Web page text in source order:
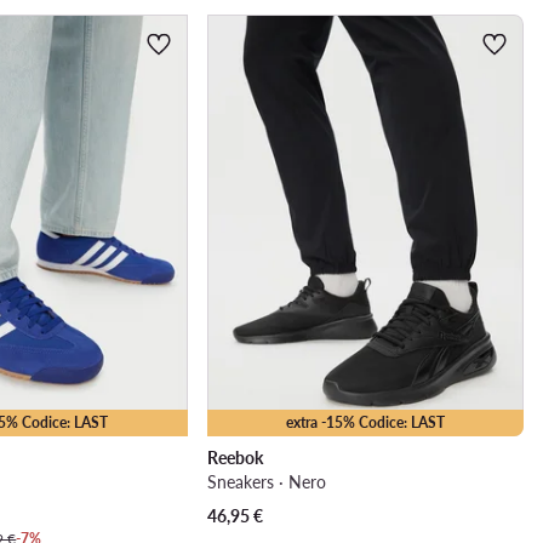
Codice: LAST
€-7%
extra -15% Codice: LAST
Reebok
Sneakers · Nero
46,95€